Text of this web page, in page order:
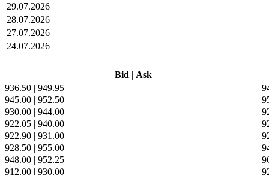
29.07.2026
28.07.2026
27.07.2026
24.07.2026
Bid | Ask
936.50 | 949.95
945.00 | 952.50
930.00 | 944.00
922.05 | 940.00
922.90 | 931.00
928.50 | 955.00
948.00 | 952.25
912.00 | 930.00